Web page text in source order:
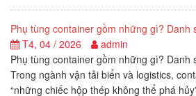
Phụ tùng container gồm những gì? Danh
T4, 04 / 2026
admin
Phụ tùng container gồm những gì? Danh
Trong ngành vận tải biển và logistics,
“những chiếc hộp thép không thể phá